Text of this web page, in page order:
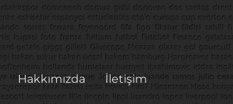
Hakkımızda İletişim